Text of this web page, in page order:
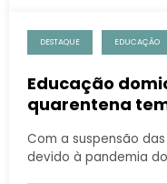
DESTAQUE EDUCAÇÃO
Educação
quarentena
Com a suspensão
devido à pandemia